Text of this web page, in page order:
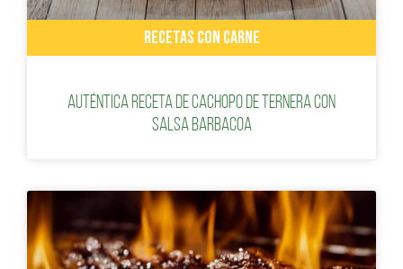
RECETAS CON CARNE
Auténtica receta de cachopo de ternera con
salsa barbacoa